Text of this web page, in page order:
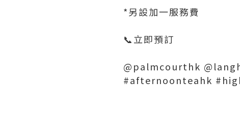
*另設加一服務費
📞立即預訂
@palmcourthk
#afternoonteahk